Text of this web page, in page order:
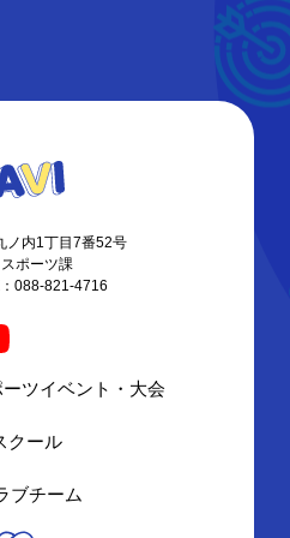
ノ内1丁目7番52号
ポーツ課
088-821-4716
ーツイベント・大会
クール
ブチーム